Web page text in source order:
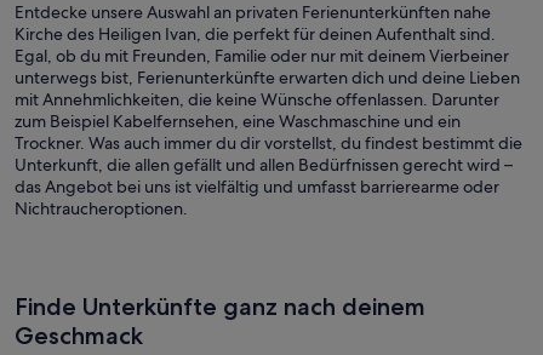
Entdecke unsere Auswahl an privaten Ferienunterkünften nahe
Kirche des Heiligen Ivan, die perfekt für deinen Aufenthalt sind.
Egal, ob du mit Freunden, Familie oder nur mit deinem Vierbeiner
unterwegs bist, Ferienunterkünfte erwarten dich und deine Lieben
mit Annehmlichkeiten, die keine Wünsche offenlassen. Darunter
zum Beispiel Kabelfernsehen, eine Waschmaschine und ein
Trockner. Was auch immer du dir vorstellst, du findest bestimmt die
Unterkunft, die allen gefällt und allen Bedürfnissen gerecht wird –
das Angebot bei uns ist vielfältig und umfasst barrierearme oder
Nichtraucheroptionen.
Finde Unterkünfte ganz nach deinem
Geschmack